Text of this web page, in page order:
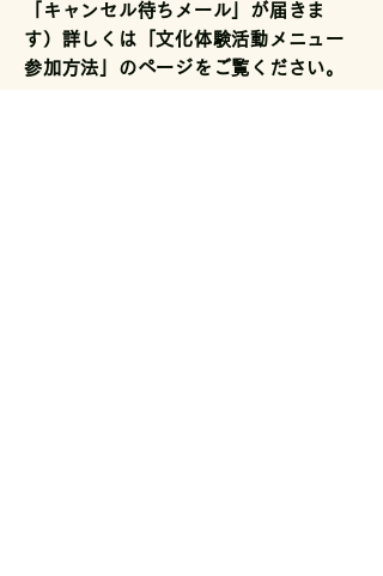
「キャンセル待ちメール」が届きま
す）詳しくは「文化体験活動メニュー
参加方法」のページをご覧ください。